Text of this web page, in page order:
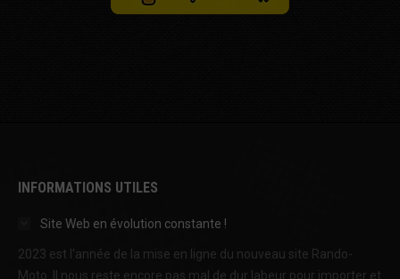
INFORMATIONS UTILES
Site Web en évolution constante !
2023 est l'année de la mise en ligne du nouveau site Rando-
Moto. Il nous reste encore pas mal de dur labeur pour importer et